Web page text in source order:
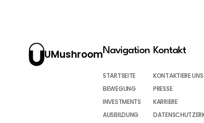
UMushroomNavigation
STARTSEITE
BEWEGUNG
INVESTMENTS
AUSBILDUNG
Kontakt
KONTAKTIERE UNS
PRESSE
KARRIERE